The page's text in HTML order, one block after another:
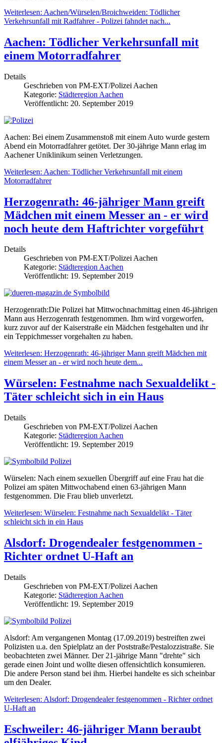
Weiterlesen: Aachen/Würselen/Broichweiden: Tödlicher
Verkehrsunfall mit Radfahrer - Polizei fahndet nach...
Aachen: Tödlicher Verkehrsunfall mit
einem Motorradfahrer
Details
Geschrieben von PM-EXT/Polizei Aachen
Kategorie: Städteregion Aachen
Veröffentlicht: 20. September 2019
Aachen: Bei einem Zusammenstoß mit einem Auto wurde gestern
Abend ein Motorradfahrer getötet. Der 30-jährige Mann erlag im
Aachener Uniklinikum seinen Verletzungen.
Weiterlesen: Aachen: Tödlicher Verkehrsunfall mit einem
Motorradfahrer
Herzogenrath: 46-jähriger Mann greift
Mädchen mit einem Messer an - er wird
noch heute dem Haftrichter vorgeführt
Details
Geschrieben von PM-EXT/Polizei Aachen
Kategorie: Städteregion Aachen
Veröffentlicht: 19. September 2019
Herzogenrath:Die Polizei hat Mittwochnachmittag einen 46-jährigen
Mann aus Herzogenrath festgenommen. Ihm wird vorgeworfen,
kurz zuvor auf der Kaiserstraße ein Mädchen festgehalten und ihr
ein Teppichmesser vorgehalten zu haben.
Weiterlesen: Herzogenrath: 46-jähriger Mann greift Mädchen mit
einem Messer an - er wird noch heute dem...
Würselen: Festnahme nach Sexualdelikt -
Täter schleicht sich in ein Haus
Details
Geschrieben von PM-EXT/Polizei Aachen
Kategorie: Städteregion Aachen
Veröffentlicht: 19. September 2019
Würselen: Nach einem sexuellen Übergriff auf eine Frau hat die
Polizei am späten Mittwochabend einen 63-jährigen Mann
festgenommen. Die Frau blieb unverletzt.
Weiterlesen: Würselen: Festnahme nach Sexualdelikt - Täter
schleicht sich in ein Haus
Alsdorf: Drogendealer festgenommen -
Richter ordnet U-Haft an
Details
Geschrieben von PM-EXT/Polizei Aachen
Kategorie: Städteregion Aachen
Veröffentlicht: 19. September 2019
Alsdorf: Am vergangenen Montag (17.09.2019) bestreiften zwei
Polizisten u.a. den Spielplatz an der Poststraße/Pestalozzistraße. Sie
beobachteten zwei Männer. Der 21-jährige Mann "drehte" sich
gerade einen Joint und wollte diesen offensichtlich konsumieren.
Die andere Person stand bei ihm. Hierbei handelte es sich scheinbar
um den Dealer.
Weiterlesen: Alsdorf: Drogendealer festgenommen - Richter ordnet
U-Haft an
Eschweiler: 46-jähriger Mann beraubt